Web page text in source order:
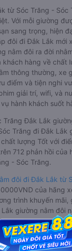
từ Sóc Trăng - Sóc
Với mỗi giường
sang trọng, hiện
đôi đi Đắk Lắk mới
nằm đôi ra đời
khách hàng về chất
thông thường, xe
điểm và tiện nghi
giải trí, wifi, và
hành khách suốt
Trăng Đắk Lắk
Trăng đi Đắk Lắk
lượng Tốt với
712 phản hồi của
- Sóc Trăng.
đôi đi Đắk Lắk từ
của hãng
trình khuyến mãi,
giường nằm đôi
xe khách đi
Trăng